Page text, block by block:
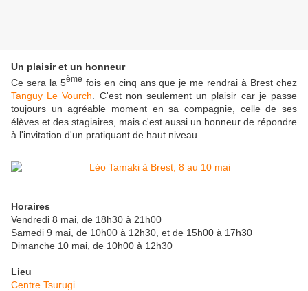
Un plaisir et un honneur
Ce sera la 5ème fois en cinq ans que je me rendrai à Brest chez
Tanguy Le Vourch . C'est non seulement un plaisir car je passe
toujours un agréable moment en sa compagnie, celle de ses
élèves et des stagiaires, mais c'est aussi un honneur de répondre
à l'invitation d'un pratiquant de haut niveau.
Horaires
Vendredi 8 mai, de 18h30 à 21h00
Samedi 9 mai, de 10h00 à 12h30, et de 15h00 à 17h30
Dimanche 10 mai, de 10h00 à 12h30
Lieu
Centre Tsurugi